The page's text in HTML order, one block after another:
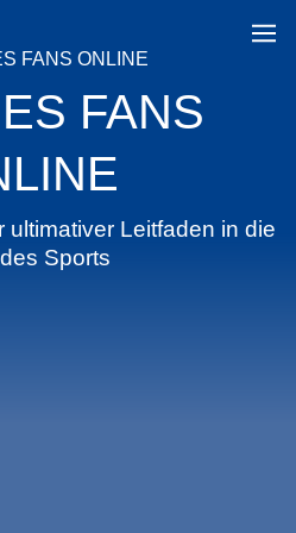
FANS
ultimativer Leitfaden in die
Sports